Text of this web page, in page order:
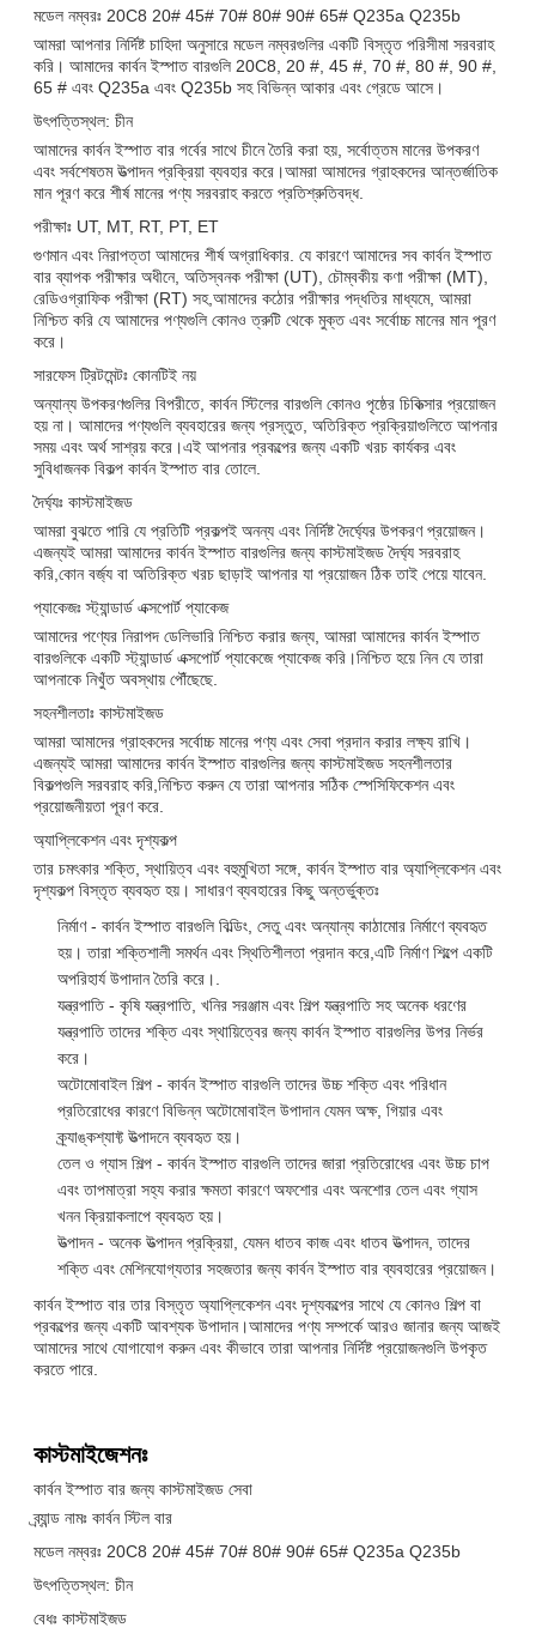
মডেল নম্বরঃ 20C8 20# 45# 70# 80# 90# 65# Q235a Q235b
আমরা আপনার নির্দিষ্ট চাহিদা অনুসারে মডেল নম্বরগুলির একটি বিস্তৃত পরিসীমা সরবরাহ
করি। আমাদের কার্বন ইস্পাত বারগুলি 20C8, 20 #, 45 #, 70 #, 80 #, 90 #,
65 # এবং Q235a এবং Q235b সহ বিভিন্ন আকার এবং গ্রেডে আসে।
উৎপত্তিস্থল: চীন
আমাদের কার্বন ইস্পাত বার গর্বের সাথে চীনে তৈরি করা হয়, সর্বোত্তম মানের উপকরণ
এবং সর্বশেষতম উত্পাদন প্রক্রিয়া ব্যবহার করে।আমরা আমাদের গ্রাহকদের আন্তর্জাতিক
মান পূরণ করে শীর্ষ মানের পণ্য সরবরাহ করতে প্রতিশ্রুতিবদ্ধ.
পরীক্ষাঃ UT, MT, RT, PT, ET
গুণমান এবং নিরাপত্তা আমাদের শীর্ষ অগ্রাধিকার. যে কারণে আমাদের সব কার্বন ইস্পাত
বার ব্যাপক পরীক্ষার অধীনে, অতিস্বনক পরীক্ষা (UT), চৌম্বকীয় কণা পরীক্ষা (MT),
রেডিওগ্রাফিক পরীক্ষা (RT) সহ,আমাদের কঠোর পরীক্ষার পদ্ধতির মাধ্যমে, আমরা
নিশ্চিত করি যে আমাদের পণ্যগুলি কোনও ত্রুটি থেকে মুক্ত এবং সর্বোচ্চ মানের মান পূরণ
করে।
সারফেস ট্রিটমেন্টঃ কোনটিই নয়
অন্যান্য উপকরণগুলির বিপরীতে, কার্বন স্টিলের বারগুলি কোনও পৃষ্ঠের চিকিত্সার প্রয়োজন
হয় না। আমাদের পণ্যগুলি ব্যবহারের জন্য প্রস্তুত, অতিরিক্ত প্রক্রিয়াগুলিতে আপনার
সময় এবং অর্থ সাশ্রয় করে।এই আপনার প্রকল্পের জন্য একটি খরচ কার্যকর এবং
সুবিধাজনক বিকল্প কার্বন ইস্পাত বার তোলে.
দৈর্ঘ্যঃ কাস্টমাইজড
আমরা বুঝতে পারি যে প্রতিটি প্রকল্পই অনন্য এবং নির্দিষ্ট দৈর্ঘ্যের উপকরণ প্রয়োজন।
এজন্যই আমরা আমাদের কার্বন ইস্পাত বারগুলির জন্য কাস্টমাইজড দৈর্ঘ্য সরবরাহ
করি,কোন বর্জ্য বা অতিরিক্ত খরচ ছাড়াই আপনার যা প্রয়োজন ঠিক তাই পেয়ে যাবেন.
প্যাকেজঃ স্ট্যান্ডার্ড এক্সপোর্ট প্যাকেজ
আমাদের পণ্যের নিরাপদ ডেলিভারি নিশ্চিত করার জন্য, আমরা আমাদের কার্বন ইস্পাত
বারগুলিকে একটি স্ট্যান্ডার্ড এক্সপোর্ট প্যাকেজে প্যাকেজ করি।নিশ্চিত হয়ে নিন যে তারা
আপনাকে নিখুঁত অবস্থায় পৌঁছেছে.
সহনশীলতাঃ কাস্টমাইজড
আমরা আমাদের গ্রাহকদের সর্বোচ্চ মানের পণ্য এবং সেবা প্রদান করার লক্ষ্য রাখি।
এজন্যই আমরা আমাদের কার্বন ইস্পাত বারগুলির জন্য কাস্টমাইজড সহনশীলতার
বিকল্পগুলি সরবরাহ করি,নিশ্চিত করুন যে তারা আপনার সঠিক স্পেসিফিকেশন এবং
প্রয়োজনীয়তা পূরণ করে.
অ্যাপ্লিকেশন এবং দৃশ্যকল্প
তার চমৎকার শক্তি, স্থায়িত্ব এবং বহুমুখিতা সঙ্গে, কার্বন ইস্পাত বার অ্যাপ্লিকেশন এবং
দৃশ্যকল্প বিস্তৃত ব্যবহৃত হয়। সাধারণ ব্যবহারের কিছু অন্তর্ভুক্তঃ
নির্মাণ - কার্বন ইস্পাত বারগুলি বিল্ডিং, সেতু এবং অন্যান্য কাঠামোর নির্মাণে ব্যবহৃত
হয়। তারা শক্তিশালী সমর্থন এবং স্থিতিশীলতা প্রদান করে,এটি নির্মাণ শিল্পে একটি
অপরিহার্য উপাদান তৈরি করে।.
যন্ত্রপাতি - কৃষি যন্ত্রপাতি, খনির সরঞ্জাম এবং শিল্প যন্ত্রপাতি সহ অনেক ধরণের
যন্ত্রপাতি তাদের শক্তি এবং স্থায়িত্বের জন্য কার্বন ইস্পাত বারগুলির উপর নির্ভর
করে।
অটোমোবাইল শিল্প - কার্বন ইস্পাত বারগুলি তাদের উচ্চ শক্তি এবং পরিধান
প্রতিরোধের কারণে বিভিন্ন অটোমোবাইল উপাদান যেমন অক্ষ, গিয়ার এবং
ক্র্যাঙ্কশ্যাফ্ট উত্পাদনে ব্যবহৃত হয়।
তেল ও গ্যাস শিল্প - কার্বন ইস্পাত বারগুলি তাদের জারা প্রতিরোধের এবং উচ্চ চাপ
এবং তাপমাত্রা সহ্য করার ক্ষমতা কারণে অফশোর এবং অনশোর তেল এবং গ্যাস
খনন ক্রিয়াকলাপে ব্যবহৃত হয়।
উত্পাদন - অনেক উত্পাদন প্রক্রিয়া, যেমন ধাতব কাজ এবং ধাতব উত্পাদন, তাদের
শক্তি এবং মেশিনযোগ্যতার সহজতার জন্য কার্বন ইস্পাত বার ব্যবহারের প্রয়োজন।
কার্বন ইস্পাত বার তার বিস্তৃত অ্যাপ্লিকেশন এবং দৃশ্যকল্পের সাথে যে কোনও শিল্প বা
প্রকল্পের জন্য একটি আবশ্যক উপাদান।আমাদের পণ্য সম্পর্কে আরও জানার জন্য আজই
আমাদের সাথে যোগাযোগ করুন এবং কীভাবে তারা আপনার নির্দিষ্ট প্রয়োজনগুলি উপকৃত
করতে পারে.
কাস্টমাইজেশনঃ
কার্বন ইস্পাত বার জন্য কাস্টমাইজড সেবা
ব্র্যান্ড নামঃ কার্বন স্টিল বার
মডেল নম্বরঃ 20C8 20# 45# 70# 80# 90# 65# Q235a Q235b
উৎপত্তিস্থল: চীন
বেধঃ কাস্টমাইজড